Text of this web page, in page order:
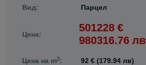
Вид: Парцел
Цена:
501228 €
980316.76 лв
Цена на m2: 92 € (179.94 лв)